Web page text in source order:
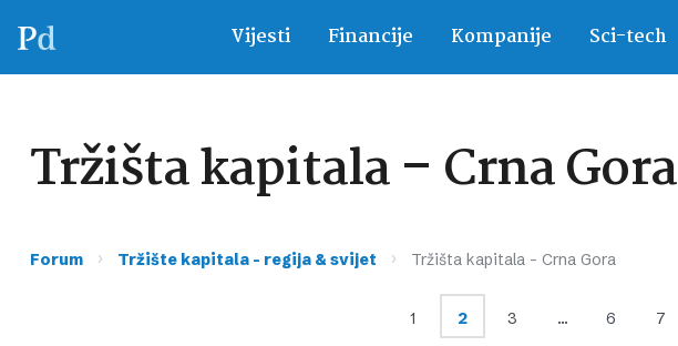
Vijesti Financije Kompanije Sci-tech
Tržišta kapitala – Crna Gora
Forum › Tržište kapitala – regija & svijet › Tržišta kapitala – Crna Gora
1 2 3 … 6 7